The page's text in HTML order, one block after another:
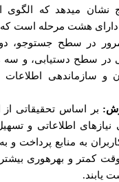
نشان میدهد که الگوی
دارای هشت مرحله است
در سطح جستوجو،
در سطح دستیابی، و سه
و سازماندهی
بر اساس تحقیقاتی
نیازهای اطلاعاتی و
به منابع پرداخت و
وقت کمتر و بهرهوری
یابند.